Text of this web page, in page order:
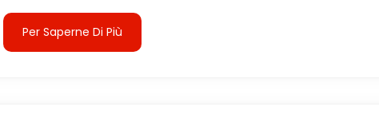
Per Saperne Di Più